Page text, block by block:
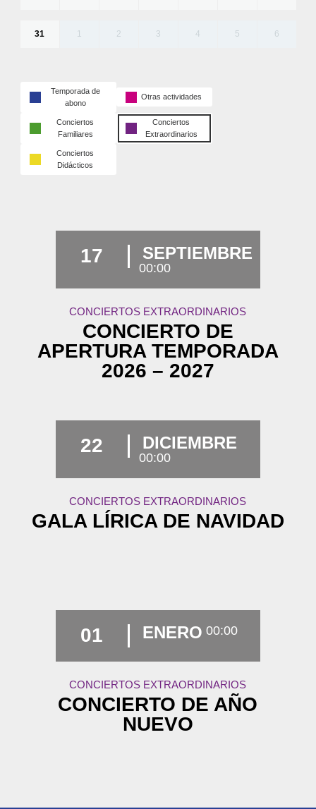
31 1 2 3 4 5 6
Temporada de
abono
Otras actividades
Conciertos
Familiares
Conciertos
Extraordinarios
Conciertos
Didácticos
17 SEPTIEMBRE
00:00
CONCIERTOS EXTRAORDINARIOS
CONCIERTO DE
APERTURA TEMPORADA
2026 – 2027
22 DICIEMBRE
00:00
CONCIERTOS EXTRAORDINARIOS
GALA LÍRICA DE NAVIDAD
01 ENERO 00:00
CONCIERTOS EXTRAORDINARIOS
CONCIERTO DE AÑO
NUEVO